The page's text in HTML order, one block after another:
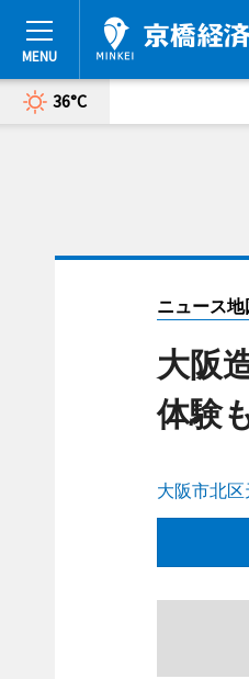
36°C
ニュース地
大阪
体験
大阪市北区